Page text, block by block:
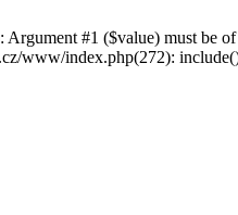
#1 ($value) must be
www/index.php(272):